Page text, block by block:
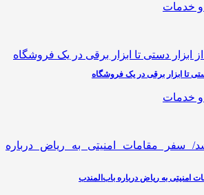
خدمات
تا ابزار برقی در یک فروشگاه
خدمات
به ریاض درباره باب‌المندب